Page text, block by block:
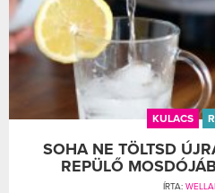
KULACS
SOHA NE TÖLTSD
REPÜLŐ
ÍRTA: